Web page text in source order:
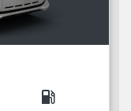
local_gas_station